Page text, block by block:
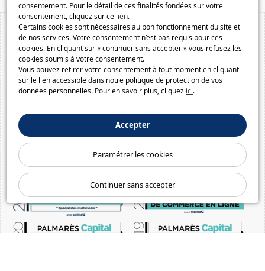
consentement. Pour le détail de ces finalités fondées sur votre
consentement, cliquez sur ce lien.
Certains cookies sont nécessaires au bon fonctionnement du site et
de nos services. Votre consentement n’est pas requis pour ces
cookies. En cliquant sur « continuer sans accepter » vous refusez les
cookies soumis à votre consentement.
Vous pouvez retirer votre consentement à tout moment en cliquant
sur le lien accessible dans notre politique de protection de vos
données personnelles. Pour en savoir plus, cliquez ici.
Accepter
Paramétrer les cookies
Continuer sans accepter